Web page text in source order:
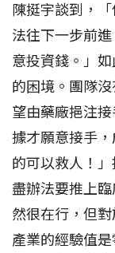
陳挺宇談到，
法往下一步前
意投資錢。」如
的困境。團隊
望由藥廠挹注
據才願意接手
的可以救人！
盡辦法要推上
然很在行，但
產業的經驗值